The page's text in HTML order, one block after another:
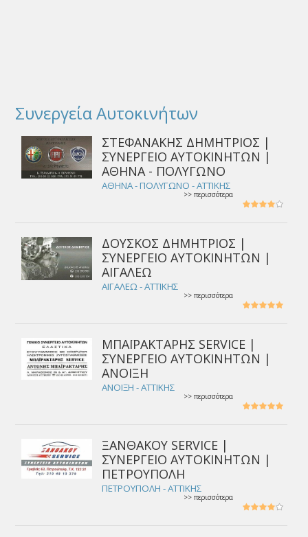
Συνεργεία Αυτοκινήτων
ΣΤΕΦΑΝΑΚΗΣ ΔΗΜΗΤΡΙΟΣ |
ΣΥΝΕΡΓΕΙΟ ΑΥΤΟΚΙΝΗΤΩΝ |
ΑΘΗΝΑ - ΠΟΛΥΓΩΝΟ
ΑΘΗΝΑ - ΠΟΛΥΓΩΝΟ - ΑΤΤΙΚΗΣ
>> περισσότερα
ΔΟΥΣΚΟΣ ΔΗΜΗΤΡΙΟΣ |
ΣΥΝΕΡΓΕΙΟ ΑΥΤΟΚΙΝΗΤΩΝ |
ΑΙΓΑΛΕΩ
ΑΙΓΑΛΕΩ - ΑΤΤΙΚΗΣ
>> περισσότερα
ΜΠΑΪΡΑΚΤΑΡΗΣ SERVICE |
ΣΥΝΕΡΓΕΙΟ ΑΥΤΟΚΙΝΗΤΩΝ |
ΑΝΟΙΞΗ
ΑΝΟΙΞΗ - ΑΤΤΙΚΗΣ
>> περισσότερα
ΞΑΝΘΑΚΟΥ SERVICE |
ΣΥΝΕΡΓΕΙΟ ΑΥΤΟΚΙΝΗΤΩΝ |
ΠΕΤΡΟΥΠΟΛΗ
ΠΕΤΡΟΥΠΟΛΗ - ΑΤΤΙΚΗΣ
>> περισσότερα